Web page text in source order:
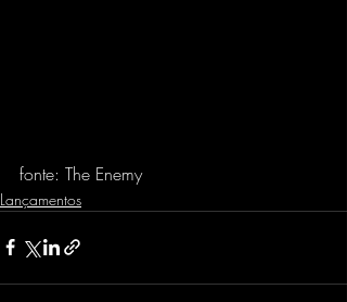
fonte: The Enemy
Lançamentos